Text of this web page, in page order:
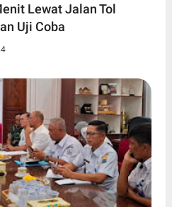
Lewat Jalan Tol
Uji Coba